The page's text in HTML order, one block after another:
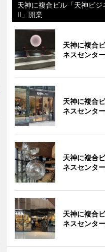
天神に複合ビル「天神ビジ
II」開業
天神に複合
ネスセンタ
天神に複合
ネスセンタ
天神に複合
ネスセンタ
天神に複合
ネスセンタ